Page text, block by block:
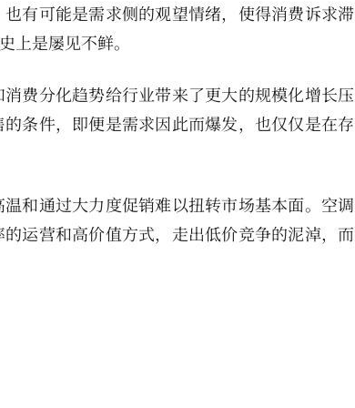
有可能是需求侧的观望情绪，使得消费诉求滞
上是屡见不鲜。
费分化趋势给行业带来了更大的规模化增长压
条件，即便是需求因此而爆发，也仅仅是在存
和通过大力度促销难以扭转市场基本面。空调
运营和高价值方式，走出低价竞争的泥淖，而